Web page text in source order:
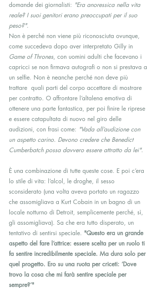
domande dei giornalisti: "Era anoressica nella vita
reale? I suoi genitori erano preoccupati per il suo
peso?".
Non è perché non viene più riconosciuta ovunque,
come succedeva dopo aver interpretato Gilly in
Game of Thrones, con uomini adulti che facevano i
capricci se non firmava autografi o non si prestava a
un selfie. Non è neanche perché non deve più
trattare  quali parti del corpo accettare di mostrare
per contratto. O affrontare l’altalena emotiva di
ottenere una parte fantastica, per poi finire le riprese
e essere catapultata di nuovo nel giro delle
audizioni, con frasi come: "Vada all’audizione con
un aspetto carino. Devono credere che Benedict
Cumberbatch possa davvero essere attratto da lei".
È una combinazione di tutte queste cose. E poi c’era
lo stile di vita: l’alcol, le droghe, il sesso
sconsiderato (una volta aveva portato un ragazzo
che assomigliava a Kurt Cobain in un bagno di un
locale notturno di Detroit, semplicemente perché, sì,
gli assomigliava). Sa che era tutto disperato, un
tentativo di sentirsi speciale. "Questo era un grande
aspetto del fare l’attrice: essere scelta per un ruolo ti
fa sentire incredibilmente speciale. Ma dura solo per
quel progetto. Ero su una ruota per criceti: ‘Dove
trovo la cosa che mi farà sentire speciale per
sempre?’"